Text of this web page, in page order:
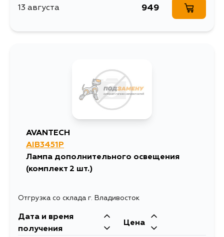
13 августа 949
AVANTECH
AIB3451P
Лампа дополнительного освещения
(комплект 2 шт.)
Отгрузка со склада г. Владивосток
Дата и время
получения
Цена